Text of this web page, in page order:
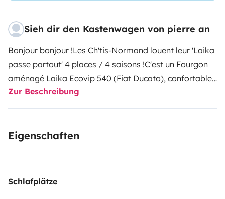
Sieh dir den Kastenwagen von pierre an
Bonjour bonjour !Les Ch'tis-Normand louent leur 'Laika
passe partout' 4 places / 4 saisons !C'est un Fourgon
aménagé Laika Ecovip 540 (Fiat Ducato), confortable
et facile à prendre en main, il permet de se garer
n'importe où grâce à sa longueur compacte de 5m40
au régulateur de vitesse, au limitateur de vitesse, au
radio DAB +, connectivité avec téléphone portable,
Zur Beschreibung
Eigenschaften
Schlafplätze